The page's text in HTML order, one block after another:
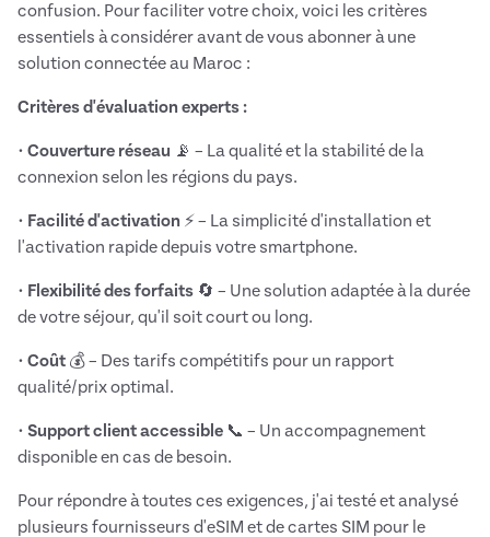
confusion. Pour faciliter votre choix, voici les critères
essentiels à considérer avant de vous abonner à une
solution connectée au Maroc :
Critères d'évaluation experts :
• Couverture réseau 📡 – La qualité et la stabilité de la
connexion selon les régions du pays.
• Facilité d'activation ⚡ – La simplicité d'installation et
l'activation rapide depuis votre smartphone.
• Flexibilité des forfaits 🔄 – Une solution adaptée à la durée
de votre séjour, qu'il soit court ou long.
• Coût 💰 – Des tarifs compétitifs pour un rapport
qualité/prix optimal.
• Support client accessible 📞 – Un accompagnement
disponible en cas de besoin.
Pour répondre à toutes ces exigences, j'ai testé et analysé
plusieurs fournisseurs d'eSIM et de cartes SIM pour le